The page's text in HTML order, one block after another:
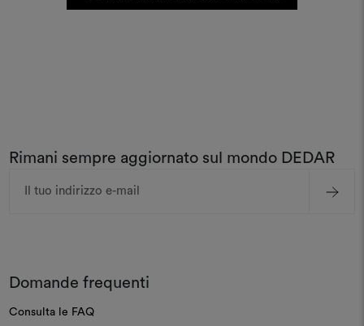
Rimani sempre aggiornato sul mondo DEDAR
Domande frequenti
Consulta le FAQ